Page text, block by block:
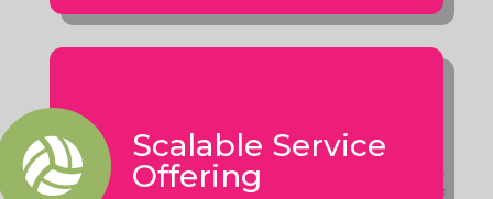
​Scalable Service
Offering
